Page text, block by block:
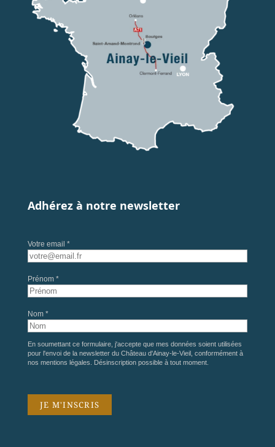
Adhérez à notre newsletter
Votre email *
Prénom *
Nom *
En soumettant ce formulaire, j'accepte que mes données soient utilisées
pour l'envoi de la newsletter du Château d'Ainay-le-Vieil, conformément à
nos mentions légales . Désinscription possible à tout moment.